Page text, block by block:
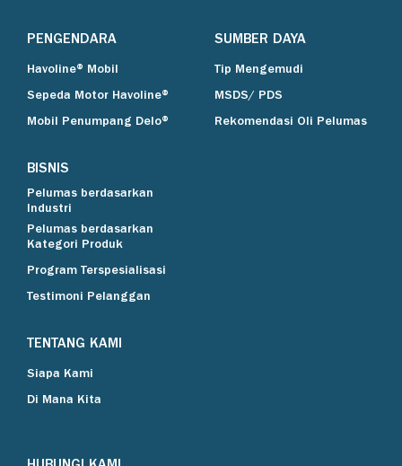
PENGENDARA
Havoline® Mobil
Sepeda Motor Havoline®
Mobil Penumpang Delo®
BISNIS
Pelumas berdasarkan
Industri
Pelumas berdasarkan
Kategori Produk
Program Terspesialisasi
Testimoni Pelanggan
TENTANG KAMI
Siapa Kami
Di Mana Kita
SUMBER DAYA
Tip Mengemudi
MSDS/ PDS
Rekomendasi Oli Pelumas